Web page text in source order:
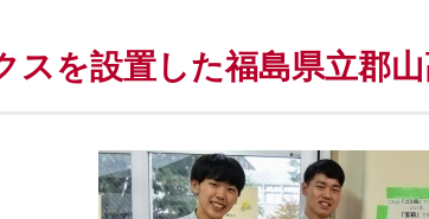
スを設置した福島県立郡